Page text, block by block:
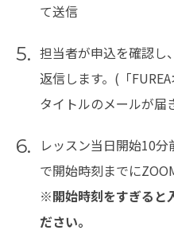
て送信
5. 担当者が申込を確認し
返信します。(「
タイトルのメールが届
6.
レッスン当日開始10
で開始時刻までに
※開始時刻をすぎると
ださい。